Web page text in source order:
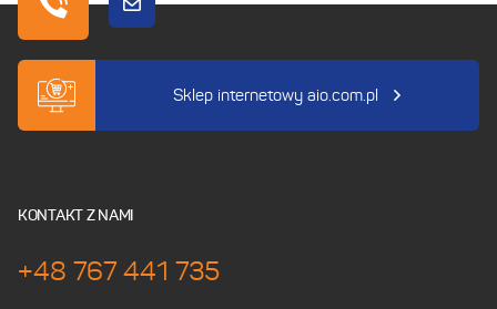
Sklep internetowy aio.com.pl
KONTAKT Z NAMI
+48 767 441 735